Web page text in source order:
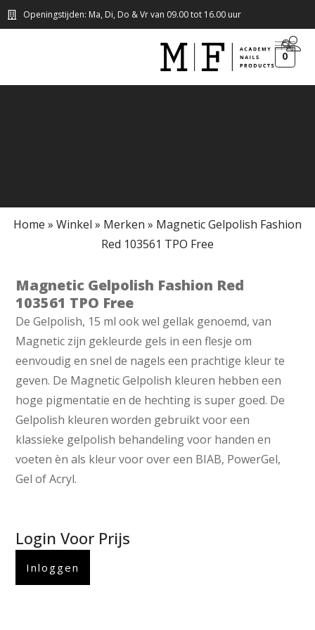
Openingstijden: Ma, Di, Do & Vr van 09.00 tot 16.00 uur
0
Home » Winkel » Merken » Magnetic Gelpolish Fashion
Red 103561 TPO Free
Magnetic Gelpolish Fashion Red
103561 TPO Free
De Gelpolish, 15 ml ook wel gellak genoemd, van
Magnetic zijn gekleurde gels in een flesje om
eenvoudig en snel de nagels een prachtige kleur te
geven. De Magnetic Gelpolish kleuren hebben een
hoge pigmentatie en de hechting is super goed. De
Gelpolish kleuren worden gebruikt voor een
klassieke gelpolish behandeling voor handen en
voeten èn als kleur voor over een BIAB, PowerGel,
Gel of Acryl.
Login Voor Prijs
Inloggen